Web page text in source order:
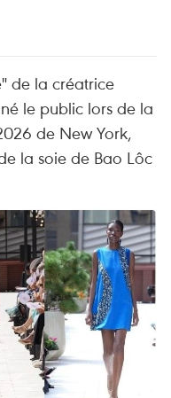
de la créatrice
le public lors de la
de New York,
la soie de Bao Lôc